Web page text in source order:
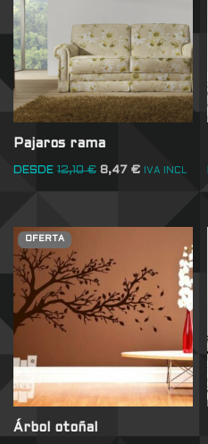
Pajaros rama
DESDE 12,10€ 8,47 € IVA INCL
OFERTA
Árbol otoñal